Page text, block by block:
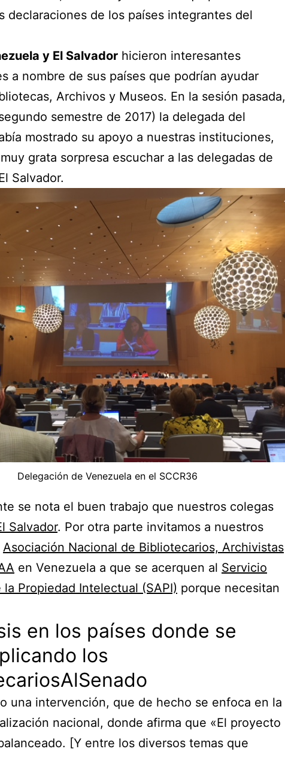
declaraciones de los países integrantes del
y El Salvador hicieron interesantes
a nombre de sus países que podrían ayudar
Archivos y Museos. En la sesión pasada,
semestre de 2017) la delegada del
mostrado su apoyo a nuestras instituciones,
grata sorpresa escuchar a las delegadas de
Salvador.
Delegación de Venezuela en el SCCR36
se nota el buen trabajo que nuestros colegas
Salvador. Por otra parte invitamos a nuestros
Asociación Nacional de Bibliotecarios, Archivistas
en Venezuela a que se acerquen al Servicio
Propiedad Intelectual (SAPI) porque necesitan
en los países donde se
los
una intervención, que de hecho se enfoca en la
nacional, donde afirma que «El proyecto
[Y entre los diversos temas que